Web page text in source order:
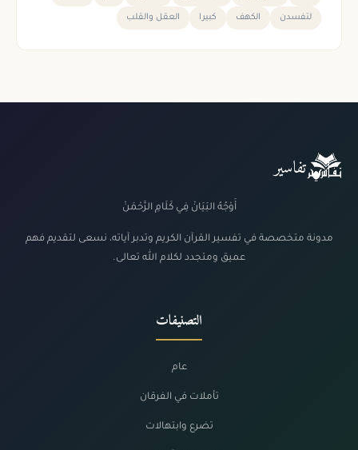
لتفسدن الكهف كبيرا العقل والقلب
تفاسير
أَوْجُهُ البَيَانْ فِي كَلَامِ الرَّحْمَنْ
مدونة متخصصة في تفسير القرآن الكريم وتدبر آياته، نسعى لتقديم فهم
عميق ومتجدد لكلام الله تعالى.
التصنيفات
عام
تأملات في الفرقان
تضرع وابتهالات